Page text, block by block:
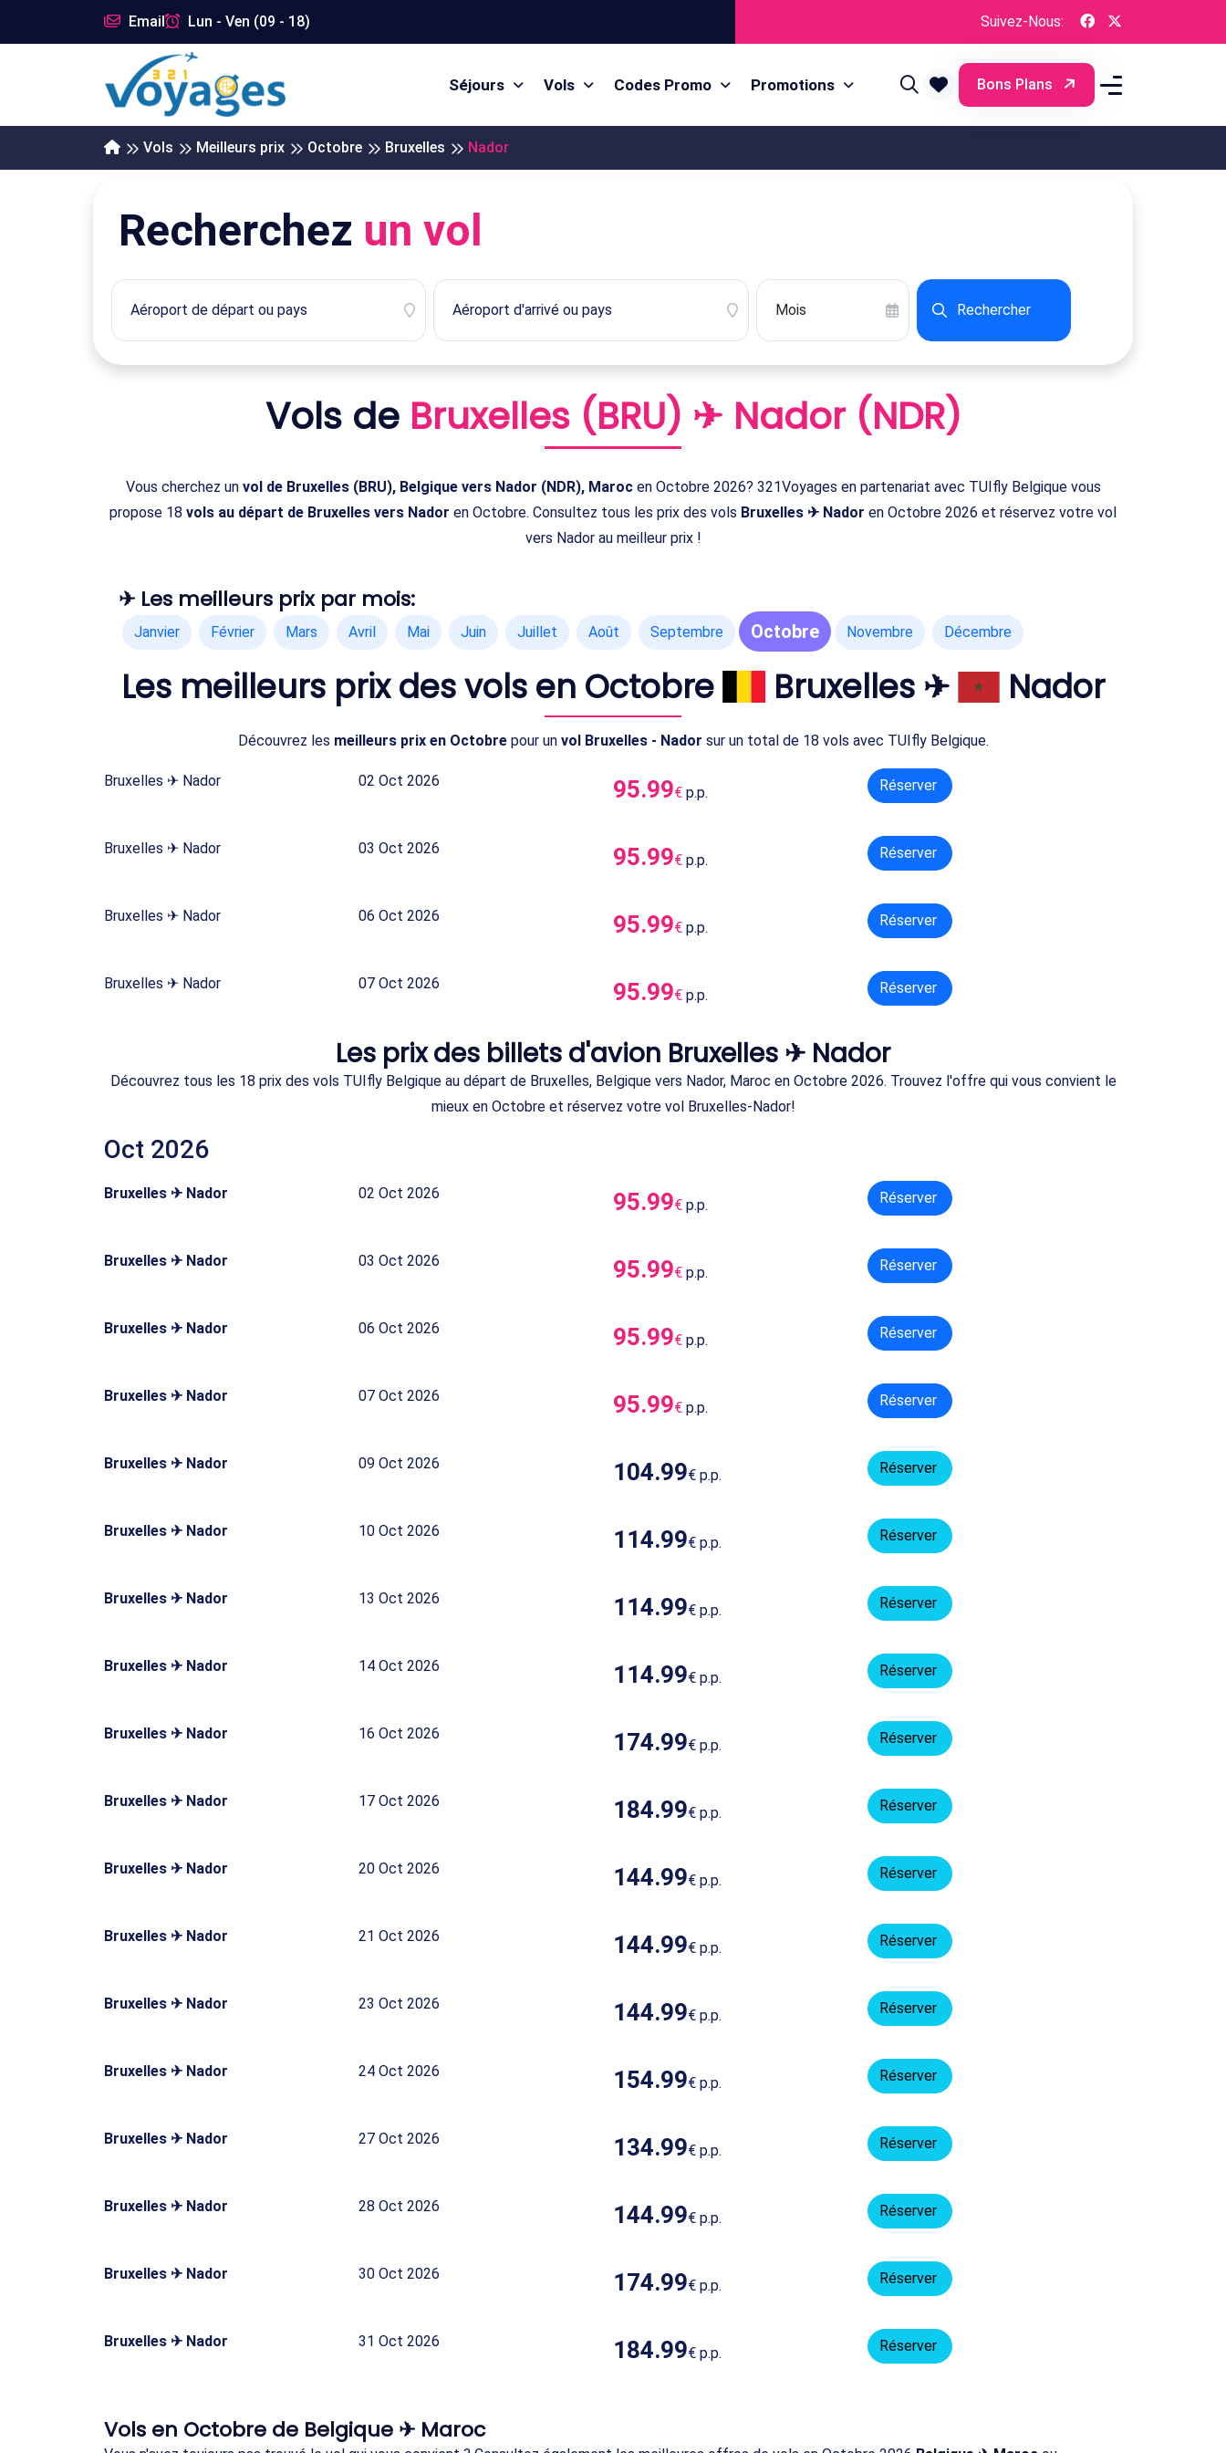
Email Lun - Ven (09 - 18) Suivez-Nous:
Séjours Vols Codes Promo Promotions Bons Plans
Vols Meilleurs prix Octobre Bruxelles Nador
Recherchez un vol
Rechercher
Vols de Bruxelles (BRU) ✈ Nador (NDR)
Vous cherchez un vol de Bruxelles (BRU), Belgique vers Nador (NDR), Marocen Octobre 2026? 321Voyages en partenariat avec TUIfly Belgique vous
propose 18 vols au départ de Bruxelles vers Nador en Octobre. Consultez tous les prix des vols Bruxelles ✈ Nador en Octobre 2026 et réservez votre vol
vers Nador au meilleur prix !
✈ Les meilleurs prix par mois:
Janvier Février Mars Avril Mai Juin Juillet Août Septembre Octobre Novembre Décembre
Les meilleurs prix des vols en Octobre Bruxelles ✈ Nador
Découvrez les meilleurs prix en Octobrepour un vol Bruxelles - Nador sur un total de 18 vols avec TUIfly Belgique.
Bruxelles ✈ Nador 02 Oct 2026 95.99€ p.p. Réserver
Bruxelles ✈ Nador 03 Oct 2026 95.99€ p.p. Réserver
Bruxelles ✈ Nador 06 Oct 2026 95.99€ p.p. Réserver
Bruxelles ✈ Nador 07 Oct 2026 95.99€ p.p. Réserver
Les prix des billets d'avion Bruxelles ✈ Nador
Découvrez tous les 18 prix des vols TUIfly Belgique au départ de Bruxelles, Belgique vers Nador, Maroc en Octobre 2026. Trouvez l'offre qui vous convient le
mieux en Octobre et réservez votre vol Bruxelles-Nador!
Oct 2026
Bruxelles ✈ Nador 02 Oct 2026 95.99€ p.p. Réserver
Bruxelles ✈ Nador 03 Oct 2026 95.99€ p.p. Réserver
Bruxelles ✈ Nador 06 Oct 2026 95.99€ p.p. Réserver
Bruxelles ✈ Nador 07 Oct 2026 95.99€ p.p. Réserver
Bruxelles ✈ Nador 09 Oct 2026 104.99€ p.p. Réserver
Bruxelles ✈ Nador 10 Oct 2026 114.99€ p.p. Réserver
Bruxelles ✈ Nador 13 Oct 2026 114.99€ p.p. Réserver
Bruxelles ✈ Nador 14 Oct 2026 114.99€ p.p. Réserver
Bruxelles ✈ Nador 16 Oct 2026 174.99€ p.p. Réserver
Bruxelles ✈ Nador 17 Oct 2026 184.99€ p.p. Réserver
Bruxelles ✈ Nador 20 Oct 2026 144.99€ p.p. Réserver
Bruxelles ✈ Nador 21 Oct 2026 144.99€ p.p. Réserver
Bruxelles ✈ Nador 23 Oct 2026 144.99€ p.p. Réserver
Bruxelles ✈ Nador 24 Oct 2026 154.99€ p.p. Réserver
Bruxelles ✈ Nador 27 Oct 2026 134.99€ p.p. Réserver
Bruxelles ✈ Nador 28 Oct 2026 144.99€ p.p. Réserver
Bruxelles ✈ Nador 30 Oct 2026 174.99€ p.p. Réserver
Bruxelles ✈ Nador 31 Oct 2026 184.99€ p.p. Réserver
Vols en Octobre de Belgique ✈ Maroc